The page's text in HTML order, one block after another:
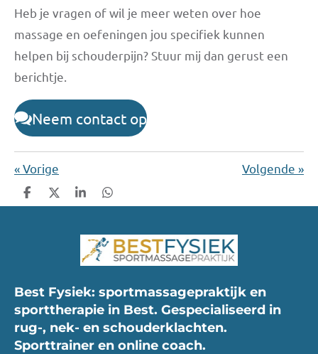
Heb je vragen of wil je meer weten over hoe
massage en oefeningen jou specifiek kunnen
helpen bij schouderpijn? Stuur mij dan gerust een
berichtje.
Neem contact op
«Vorige Volgende »
D
e
D
e
S
h
r
D
e
e
n
Best Fysiek: sportmassagepraktijk en
sporttherapie in Best. Gespecialiseerd in
rug-, nek- en schouderklachten.
Sporttrainer en online coach.